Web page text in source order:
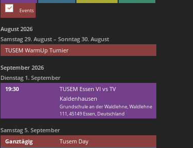
Events
August 2026
Samstag 29. August – Sonntag 30. August
TUSEM WarmUp Turnier
September 2026
Dienstag 1. September
19:30
TUSEM Essen VI vs TV
Kaldenhausen
Grundschule an der Waldlehne, Waldlehne
111, 45149 Essen, Deutschland
Samstag 5. September
Ganztägig
Tusem Day